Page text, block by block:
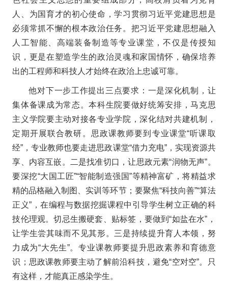
人、为国育才的初心使命，学习贯彻习近平党建思想是
必须常抓不懈的根本政治任务。把习近平党建思想融入
人工智能、高端装备制造等专业课堂，不仅是传授知
识，更是在塑造学生的政治灵魂和家国情怀，确保培养
出的工程师和科技人才始终在政治上忠诚可靠。
他对下一步工作提出三点要求：一是深化机制，让
集体备课成为常态。本科生院要做好统筹安排，马克思
主义学院要主动对接各专业学院，深化结对共建机制，
定期开展联合教研。思政课教师要到专业课堂“听课取
经”，专业教师也要走进思政课堂“借力充电”，实现资源共
享、内容互嵌。二是找准切口，让思政元素“润物无声”。
要深挖“大国工匠”“智能制造强国”等精神富矿，将精益求
精的品格融入制图、实训等环节；要聚焦“科技向善”“算法
正义”，在编程与数据挖掘课程中引导学生树立正确的科
技伦理观。切忌生搬硬套、贴标签，要做到“如盐在水”，
让学生尝其味而不见其形。三是持续提升育人本领，努
力成为“大先生”。专业课教师要提升思政素养和育德意
识；思政课教师要主动了解前沿科技，避免“空对空”。只
有这样，才能真正感染学生。